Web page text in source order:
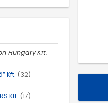
Hungary Kft.
Kft. (32)
Kft. (17)